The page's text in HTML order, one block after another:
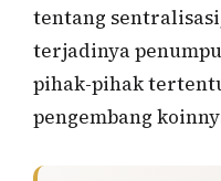
tentang
terjadinya
pihak-pihak
pengembang